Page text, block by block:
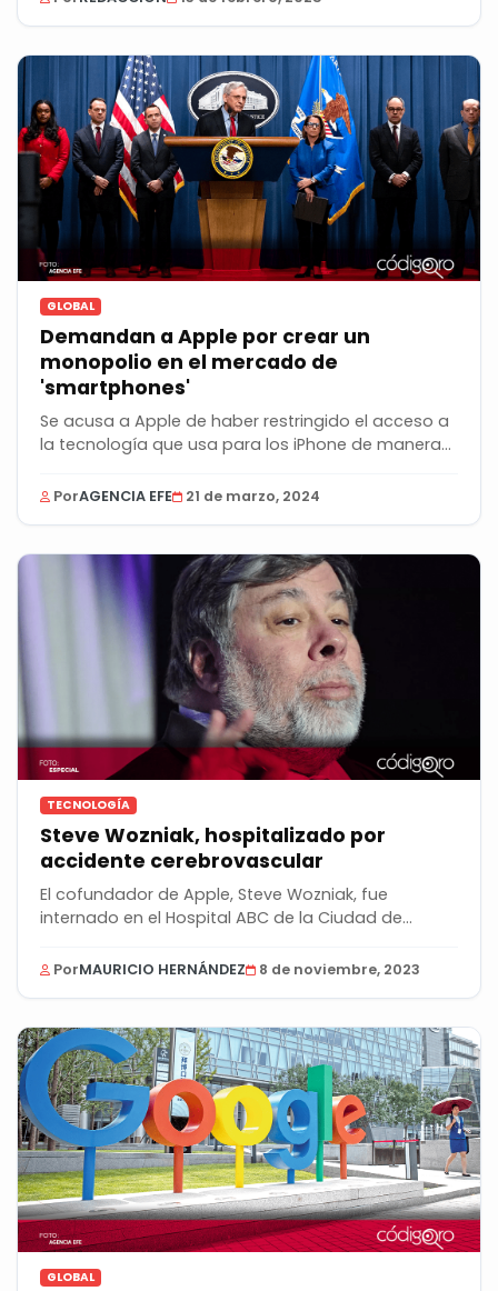
GLOBAL
Demandan a Apple por crear un
monopolio en el mercado de
'smartphones'
Se acusa a Apple de haber restringido el acceso a
la tecnología que usa para los iPhone de manera...
PorAGENCIA EFE 21 de marzo, 2024
TECNOLOGÍA
Steve Wozniak, hospitalizado por
accidente cerebrovascular
El cofundador de Apple, Steve Wozniak, fue
internado en el Hospital ABC de la Ciudad de
PorMAURICIO HERNÁNDEZ 8 de noviembre, 2023
GLOBAL